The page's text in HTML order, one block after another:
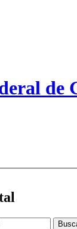
de